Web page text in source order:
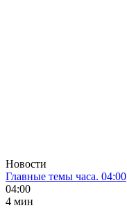
Новости
Главные темы часа. 04:00
04:00
4 мин